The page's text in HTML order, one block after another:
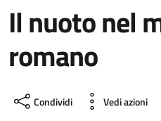
Il nuoto nel
romano
Condividi Vedi azioni